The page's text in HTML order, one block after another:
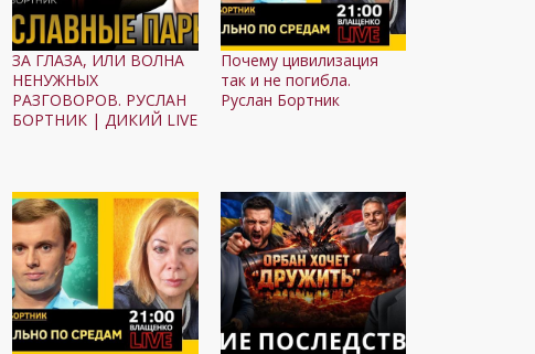
ЗА ГЛАЗА, ИЛИ ВОЛНА
НЕНУЖНЫХ
РАЗГОВОРОВ. РУСЛАН
БОРТНИК | ДИКИЙ LIVE
Почему цивилизация
так и не погибла.
Руслан Бортник